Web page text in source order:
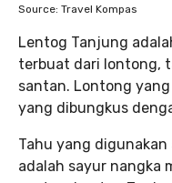
Source: Travel Kompas
Lentog Tanjung
terbuat dari lontong,
santan. Lontong
yang dibungkus
Tahu yang
adalah sayur nangka